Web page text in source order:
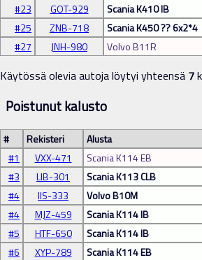
#23
GOT-929 Scania K410 IB
#25
ZNB-718 Scania K450 ?? 6x2*4
#27
JNH-980 Volvo B11R
Käytössä olevia autoja löytyi yhteensä 7
Poistunut kalusto
# Rekisteri Alusta
#1
VXX-471 Scania K114 EB
#3
LIB-301 Scania K113 CLB
#4
IIS-333 Volvo B10M
#4
MJZ-459 Scania K114 IB
#5
HTF-650 Scania K114 IB
#6
XYP-789 Scania K114 EB